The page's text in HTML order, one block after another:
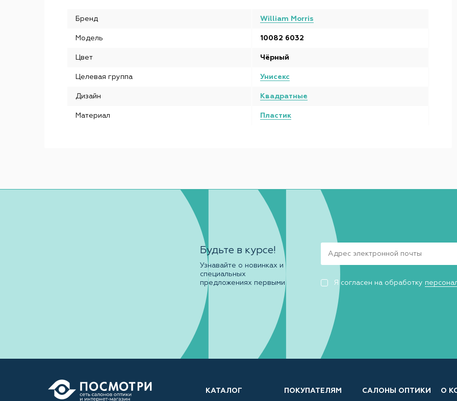
Бренд William Morris
Модель 10082 6032
Цвет Чёрный
Целевая группа Унисекс
Дизайн Квадратные
Материал Пластик
Будьте в курсе!
Узнавайте о новинках и
специальных
предложениях первыми
Я согласен на обработку
КАТАЛОГ ПОКУПАТЕЛЯМ САЛОНЫ ОПТИКИ О